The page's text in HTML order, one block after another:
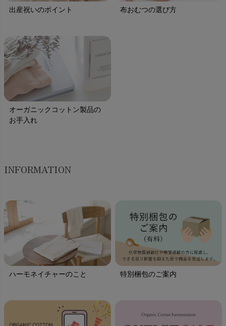
出産祝いのポイント 布おむつの選び方
オーガニックコットン製品の
お手入れ
INFORMATION
ハーモネイチャーのこと 特別梱包のご案内